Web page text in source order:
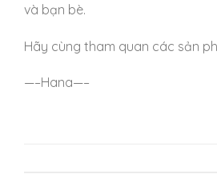
và bạn bè.
Hãy cùng tham quan các sản
—–Hana—–